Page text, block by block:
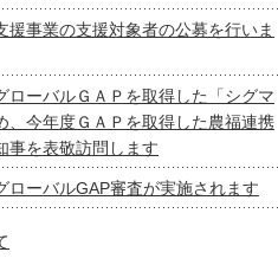
事業の支援対象者の公募を行いま
ローバルＧＡＰを取得した「シグマ
、今年度ＧＡＰを取得した農福連携
事を表敬訪問します
ローバルGAP審査が実施されます